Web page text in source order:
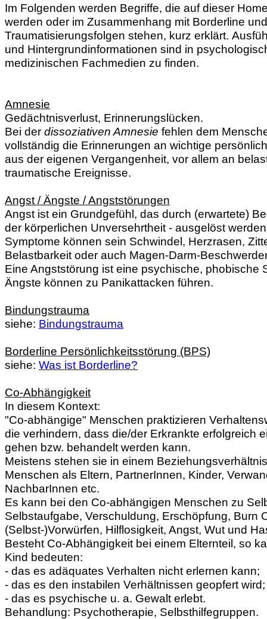
Im Folgenden werden Begriffe, die auf dieser
werden oder im Zusammenhang mit Borderline
Traumatisierungsfolgen stehen, kurz erklärt.
und Hintergrundinformationen sind in
medizinischen Fachmedien zu finden.
Amnesie
Gedächtnisverlust, Erinnerungslücken.
Bei der dissoziativen Amnesie fehlen dem
vollständig die Erinnerungen an wichtige
aus der eigenen Vergangenheit, vor allem an
traumatische Ereignisse.
Angst / Ängste / Angststörungen
Angst ist ein Grundgefühl, das durch (erwartete)
der körperlichen Unversehrtheit - ausgelöst
Symptome können sein Schwindel, Herzrasen,
Belastbarkeit oder auch Magen-Darm-
Eine Angststörung ist eine psychische, phobische
Ängste können zu Panikattacken führen.
Bindungstrauma
siehe: Bindungstrauma
Borderline Persönlichkeitsstörung (BPS)
siehe: Was ist Borderline?
Co-Abhängigkeit
In diesem Kontext:
"Co-abhängige" Menschen praktizieren
die verhindern, dass die/der Erkrankte erfolgreich
gehen bzw. behandelt werden kann.
Meistens stehen sie in einem
Menschen als Eltern, PartnerInnen, Kinder,
NachbarInnen etc.
Es kann bei den Co-abhängigen Menschen zu
Selbstaufgabe, Verschuldung, Erschöpfung, Burn
(Selbst-)Vorwürfen, Hilflosigkeit, Angst, Wut und
Besteht Co-Abhängigkeit bei einem Elternteil, so
Kind bedeuten:
- das es adäquates Verhalten nicht erlernen kann;
- das es den instabilen Verhältnissen geopfert wird;
- das es psychische u. a. Gewalt erlebt.
Behandlung: Psychotherapie, Selbsthilfegruppen.